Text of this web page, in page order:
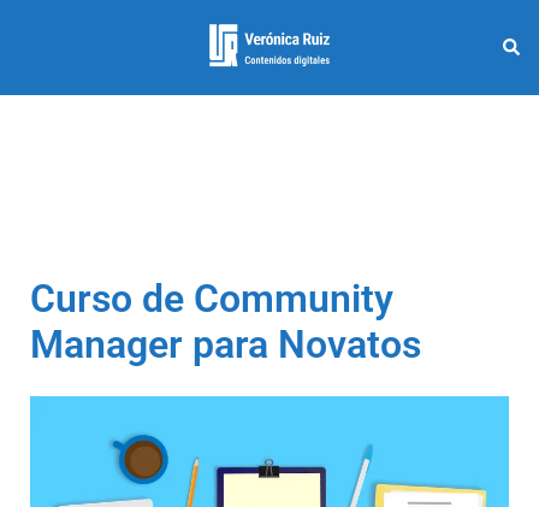
Curso de Community
Manager para Novatos